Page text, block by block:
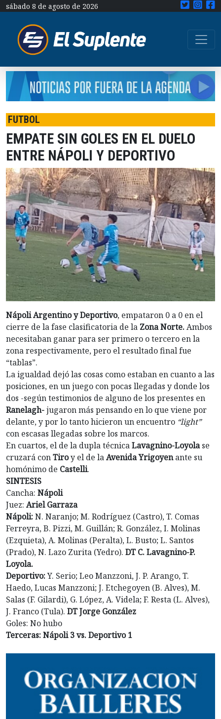
sábado 8 de agosto de 2026
FUTBOL
EMPATE SIN GOLES EN EL DUELO
ENTRE NÁPOLI Y DEPORTIVO
Nápoli Argentino y Deportivo, empataron 0 a 0 en el
cierre de la fase clasificatoria de la Zona Norte.Ambos
necesitaban ganar para ser primero o tercero en la
zona respectivamente, pero el resultado final fue
“tablas”.
La igualdad dejó las cosas como estaban en cuanto a las
posiciones, en un juego con pocas llegadas y donde los
dos -según testimonios de alguno de los presentes en
Ranelagh-jugaron más pensando en lo que viene por
delante, y por lo tanto hicieron un encuentro “light”
con escasas llegadas sobre los marcos.
En cuartos, el de la dupla técnicaLavagnino-Loyolase
cruzará conTiroy el de laAvenida Yrigoyenante su
homónimo de Castelli.
SINTESIS
Cancha: Nápoli
Juez: Ariel Garraza
Nápoli:N. Naranjo; M. Rodríguez (Castro), T. Comas
Ferreyra, B. Pizzi, M. Guillán; R. González, I. Molinas
(Ezquieta), A. Molinas (Peralta), L. Busto; L. Santos
(Prado), N. Lazo Zurita (Yedro). DT C. Lavagnino-P.
Loyola.
Deportivo:Y. Serio; Leo Manzzoni, J. P. Arango, T.
Haedo, Lucas Manzzoni; J. Etchegoyen (B. Alves), M.
Salas (F. Gilardi), G. López, A. Videla; F. Resta (L. Alves),
J. Franco (Tula). DT Jorge González
Goles: No hubo
Terceras: Nápoli 3 vs. Deportivo 1